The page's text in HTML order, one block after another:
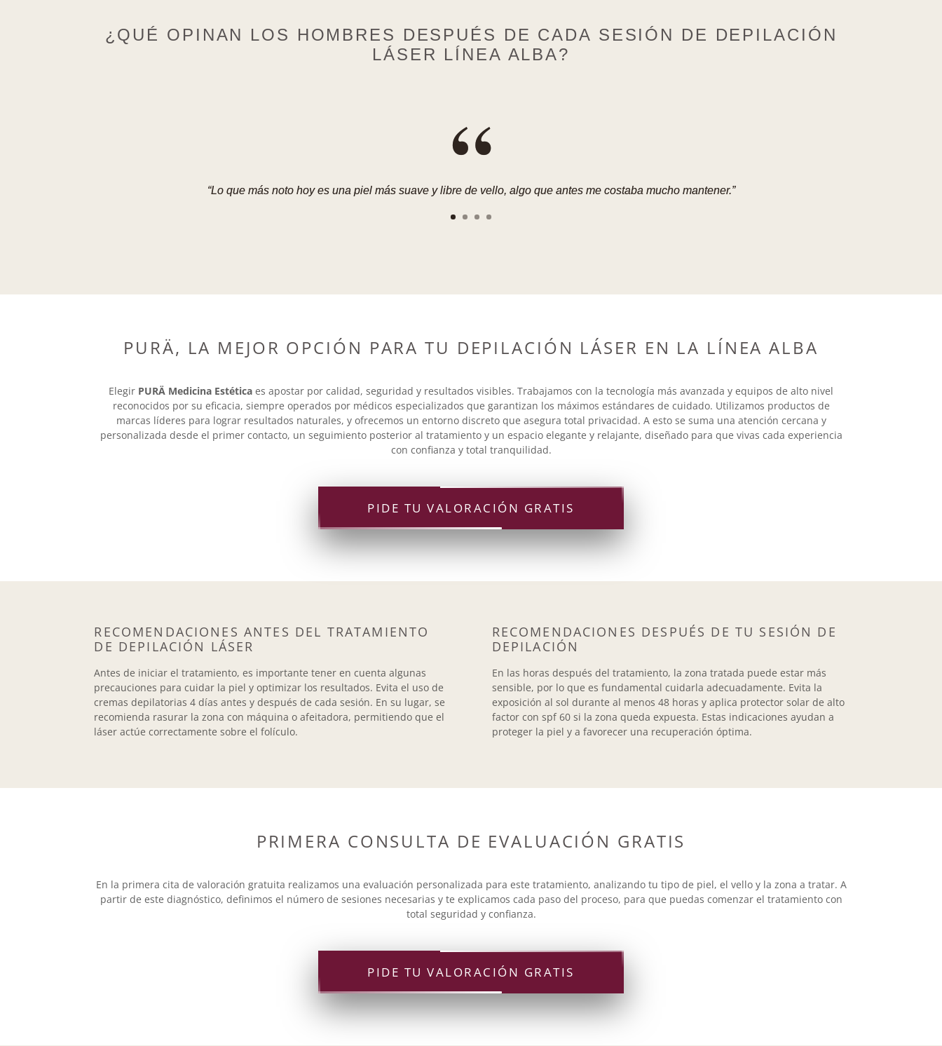
¿QUÉ OPINAN LOS HOMBRES DESPUÉS DE CADA SESIÓN DE DEPILACIÓN
LÁSER LÍNEA ALBA?
“
“Lo que más noto hoy es una piel más suave y libre de vello, algo que antes me costaba mucho mantener.”
PURÄ, LA MEJOR OPCIÓN PARA TU DEPILACIÓN LÁSER EN LA LÍNEA ALBA
Elegir PURÄ Medicina Estética es apostar por calidad, seguridad y resultados visibles. Trabajamos con la tecnología más avanzada y equipos de alto nivel
reconocidos por su eficacia, siempre operados por médicos especializados que garantizan los máximos estándares de cuidado. Utilizamos productos de
marcas líderes para lograr resultados naturales, y ofrecemos un entorno discreto que asegura total privacidad. A esto se suma una atención cercana y
personalizada desde el primer contacto, un seguimiento posterior al tratamiento y un espacio elegante y relajante, diseñado para que vivas cada experiencia
con confianza y total tranquilidad.
PIDE TU VALORACIÓN GRATIS
RECOMENDACIONES ANTES DEL TRATAMIENTO
DE DEPILACIÓN LÁSER
Antes de iniciar el tratamiento, es importante tener en cuenta algunas
precauciones para cuidar la piel y optimizar los resultados. Evita el uso de
cremas depilatorias 4 días antes y después de cada sesión. En su lugar, se
recomienda rasurar la zona con máquina o afeitadora, permitiendo que el
láser actúe correctamente sobre el folículo.
RECOMENDACIONES DESPUÉS DE TU SESIÓN DE
DEPILACIÓN
En las horas después del tratamiento, la zona tratada puede estar más
sensible, por lo que es fundamental cuidarla adecuadamente. Evita la
exposición al sol durante al menos 48 horas y aplica protector solar de alto
factor con spf 60 si la zona queda expuesta. Estas indicaciones ayudan a
proteger la piel y a favorecer una recuperación óptima.
PRIMERA CONSULTA DE EVALUACIÓN GRATIS
En la primera cita de valoración gratuita realizamos una evaluación personalizada para este tratamiento, analizando tu tipo de piel, el vello y la zona a tratar. A
partir de este diagnóstico, definimos el número de sesiones necesarias y te explicamos cada paso del proceso, para que puedas comenzar el tratamiento con
total seguridad y confianza.
PIDE TU VALORACIÓN GRATIS